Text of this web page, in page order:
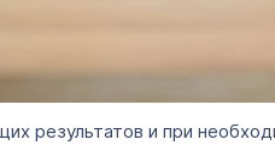
результатов и при